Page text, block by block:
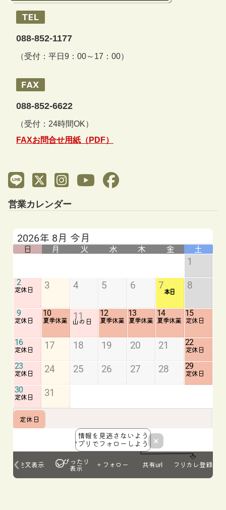
088-852-1177
（受付：平日9：00～17：00）
088-852-6622
（受付：24時間OK）
FAXお問合せ用紙（PDF）
営業カレンダー